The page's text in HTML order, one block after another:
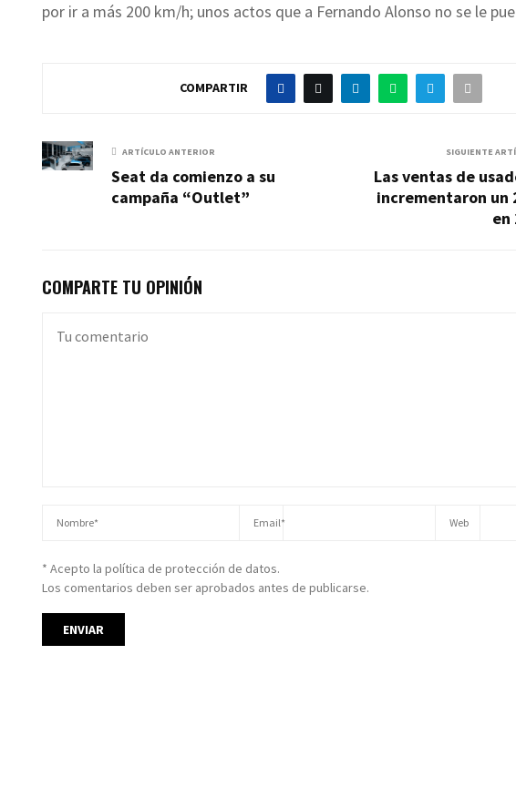
por ir a más 200 km/h; unos actos que a Fernando Alonso no se le
COMPARTIR
ARTÍCULO ANTERIOR
Seat da comienzo a su
campaña “Outlet”
SIGUIENTE
Las ventas de
incrementaron un
en
COMPARTE TU OPINIÓN
* Acepto la política de protección de datos.
Los comentarios deben ser aprobados antes de publicarse.